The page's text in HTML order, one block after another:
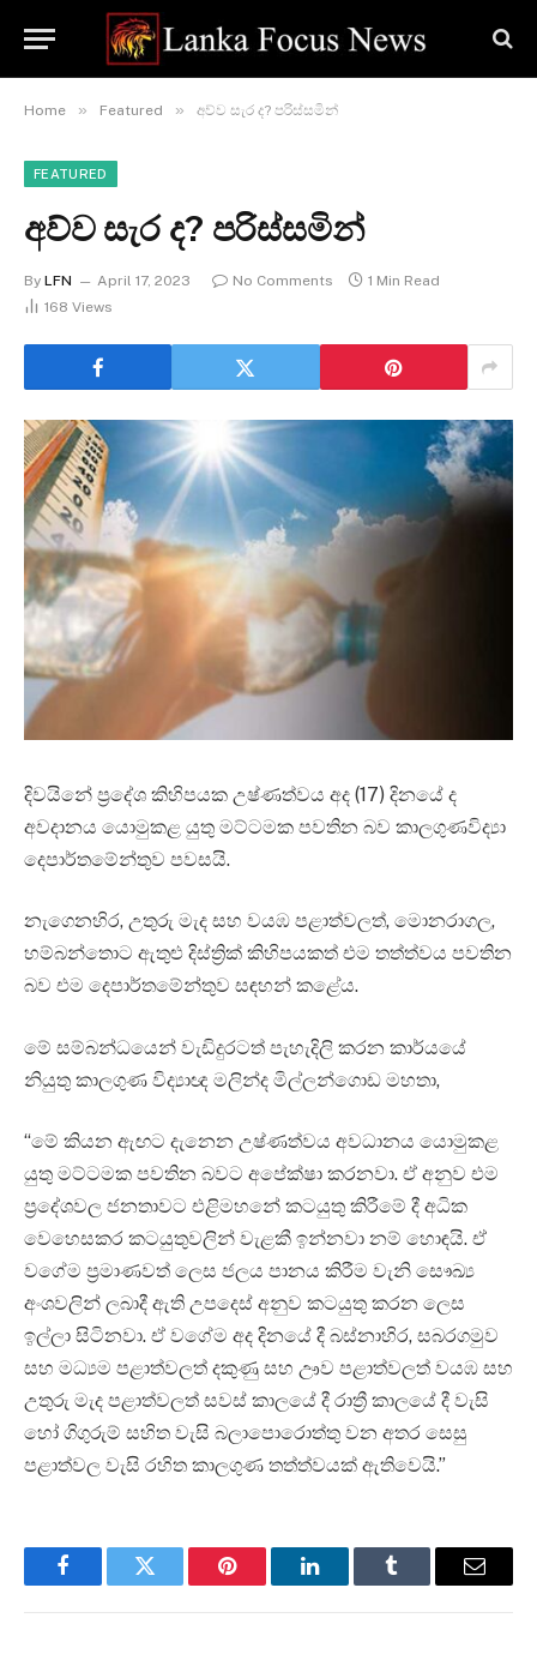
Home » Featured » අව්ව සැර ද? පරිස්සමින්
FEATURED
අව්ව සැර ද? පරිස්සමින්
By LFN April 17, 2023 No Comments
1 Min Read
168 Views
දිවයිනේ ප්‍රදේශ කිහිපයක උෂ්ණත්වය අද (17) දිනයේ ද
අවදානය යොමුකළ යුතු මට්ටමක පවතින බව කාලගුණවිද්‍යා
දෙපාර්තමේන්තුව පවසයි.
නැගෙනහිර, උතුරු මැද සහ වයඹ පළාත්වලත්, මොනරාගල,
හම්බන්තොට ඇතුළු දිස්ත්‍රික් කිහිපයකත් එම තත්ත්වය පවතින
බව එම දෙපාර්තමේන්තුව සඳහන් කළේය.
මේ සම්බන්ධයෙන් වැඩිදුරටත් පැහැදිලි කරන කාර්යයේ
නියුතු කාලගුණ විද්‍යාඥ මලින්ද මිල්ලන්ගොඩ මහතා,
“මේ කියන ඇඟට දැනෙන උෂ්ණත්වය අවධානය යොමුකළ
යුතු මට්ටමක පවතින බවට අපේක්ෂා කරනවා. ඒ අනුව එම
ප්‍රදේශවල ජනතාවට එළිමහනේ කටයුතු කිරීමේ දී අධික
වෙහෙසකර කටයුතුවලින් වැළකී ඉන්නවා නම් හොඳයි. ඒ
වගේම ප්‍රමාණවත් ලෙස ජලය පානය කිරීම වැනි සෞඛ්‍ය
අංශවලින් ලබාදී ඇති උපදෙස් අනුව කටයුතු කරන ලෙස
ඉල්ලා සිටිනවා. ඒ වගේම අද දිනයේ දී බස්නාහිර, සබරගමුව
සහ මධ්‍යම පළාත්වලත් දකුණු සහ ඌව පළාත්වලත් වයඹ සහ
උතුරු මැද පළාත්වලත් සවස් කාලයේ දී රාත්‍රී කාලයේ දී වැසි
හෝ ගිගුරුම් සහිත වැසි බලාපොරොත්තු වන අතර සෙසු
පළාත්වල වැසි රහිත කාලගුණ තත්ත්වයක් ඇතිවෙයි.”
FacebookTwitter Pinterest LinkedInTumblr Email